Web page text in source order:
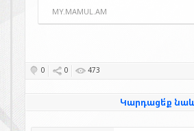
MY.MAMUL.AM
0 0 473
Կարդացե՛ք նաև